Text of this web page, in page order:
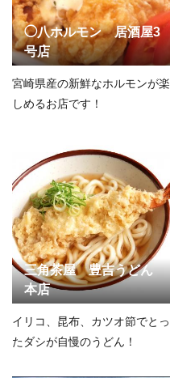
◯八ホルモン 居酒屋3
号店
宮崎県産の新鮮なホルモンが楽
しめるお店です！
三角茶屋 豊吉うどん
本店
イリコ、昆布、カツオ節でとっ
たダシが自慢のうどん！